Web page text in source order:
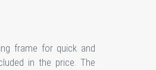
frame for quick and
in the price. The